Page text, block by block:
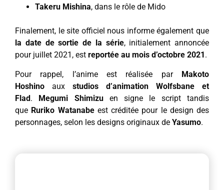
Takeru Mishina, dans le rôle de Mido
Finalement, le site officiel nous informe également que
la date de sortie de la série, initialement annoncée
pour juillet 2021, est reportée au mois d’octobre 2021.
Pour rappel, l’anime est réalisée par Makoto
Hoshino aux studios d’animation Wolfsbane et
Flad. Megumi Shimizuen signe le script tandis
que Ruriko Watanabeest créditée pour le design des
personnages, selon les designs originaux de Yasumo.